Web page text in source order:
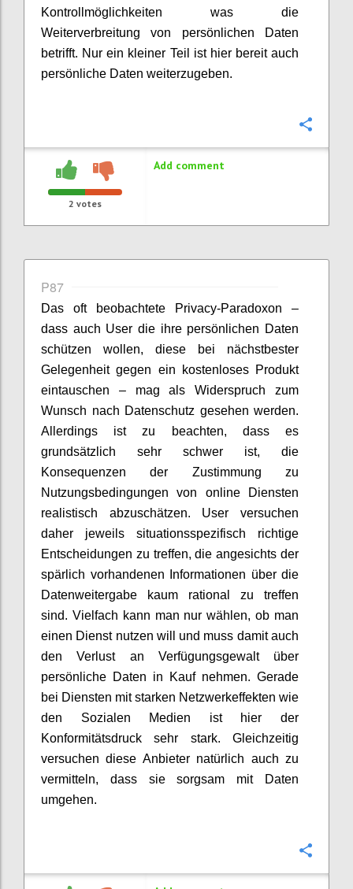
Kontrollmöglichkeiten was die
Weiterverbreitung von persönlichen Daten
betrifft. Nur ein kleiner Teil ist hier bereit auch
persönliche Daten weiterzugeben.
2 votes
Add comment
P87
Das oft beobachtete Privacy-Paradoxon –
dass auch User die ihre persönlichen Daten
schützen wollen, diese bei nächstbester
Gelegenheit gegen ein kostenloses Produkt
eintauschen – mag als Widerspruch zum
Wunsch nach Datenschutz gesehen werden.
Allerdings ist zu beachten, dass es
grundsätzlich sehr schwer ist, die
Konsequenzen der Zustimmung zu
Nutzungsbedingungen von online Diensten
realistisch abzuschätzen. User versuchen
daher jeweils situationsspezifisch richtige
Entscheidungen zu treffen, die angesichts der
spärlich vorhandenen Informationen über die
Datenweitergabe kaum rational zu treffen
sind. Vielfach kann man nur wählen, ob man
einen Dienst nutzen will und muss damit auch
den Verlust an Verfügungsgewalt über
persönliche Daten in Kauf nehmen. Gerade
bei Diensten mit starken Netzwerkeffekten wie
den Sozialen Medien ist hier der
Konformitätsdruck sehr stark. Gleichzeitig
versuchen diese Anbieter natürlich auch zu
vermitteln, dass sie sorgsam mit Daten
umgehen.